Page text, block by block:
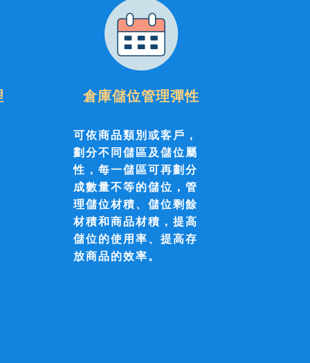
倉庫儲位管理彈性
可依商品類別或客戶，
劃分不同儲區及儲位屬
性，每一儲區可再劃分
成數量不等的儲位，管
理儲位材積、儲位剩餘
材積和商品材積，提高
儲位的使用率、提高存
放商品的效率。